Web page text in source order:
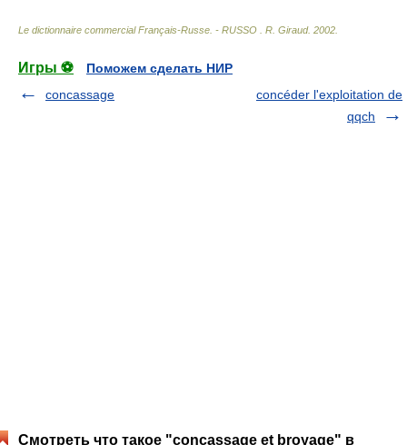
Le dictionnaire commercial Français-Russe. - RUSSO R. Giraud. 2002
Игры ⚽
Поможем сделать НИР
concassage
concéder l'exploitation de
qqch
Смотреть что такое "concassage et broyage" в